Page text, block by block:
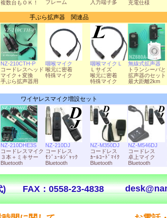
複数台もＯＫ！
フレーム
入力端子多
充電仕様
手ぶら拡声器 関連品
NZ-210CTH-P
コードレスヘッド
マイク＋変換
手ぶら拡声器用
咽喉マイク
喉元に密着
特殊マイク
咽喉マイクＬ
Ｌサイズ
喉元に密着
特殊マイク
無線式拡声器
トランシーバと
拡声器のセット
最大距離2km
ワイヤレスマイク増設セット
NZ-210DHE3S
コードレスマイク
３本＋ミキサー
Bluetooth
NZ-210DJ
コードレス
ﾓｼﾞｭｰﾙｼﾞｬｯｸ
Bluetooth
NZ-M350DJ
コードレス
ｶｰﾙｺｰﾄﾞﾏｲｸ
Bluetooth
NZ-M546DJ
コードレス
卓上マイク
Bluetooth